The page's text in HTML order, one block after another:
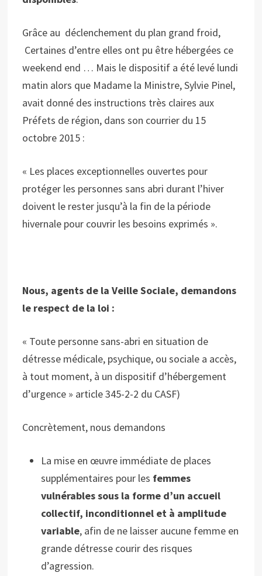
Grâce au déclenchement du plan grand froid,
Certaines d’entre elles ont pu être hébergées ce
weekend end … Mais le dispositif a été levé lundi
matin alors que Madame la Ministre, Sylvie Pinel,
avait donné des instructions très claires aux
Préfets de région, dans son courrier du 15
octobre 2015 :
« Les places exceptionnelles ouvertes pour
protéger les personnes sans abri durant l’hiver
doivent le rester jusqu’à la fin de la période
hivernale pour couvrir les besoins exprimés ».
Nous, agents de la Veille Sociale, demandons
le respect de la loi :
« Toute personne sans-abri en situation de
détresse médicale, psychique, ou sociale a accès,
à tout moment, à un dispositif d’hébergement
d’urgence » article 345-2-2 du CASF)
Concrètement, nous demandons
La mise en œuvre immédiate de places
supplémentaires pour les femmes
vulnérables sous la forme d’un accueil
collectif, inconditionnel et à amplitude
variable, afin de ne laisser aucune femme en
grande détresse courir des risques
d’agression.